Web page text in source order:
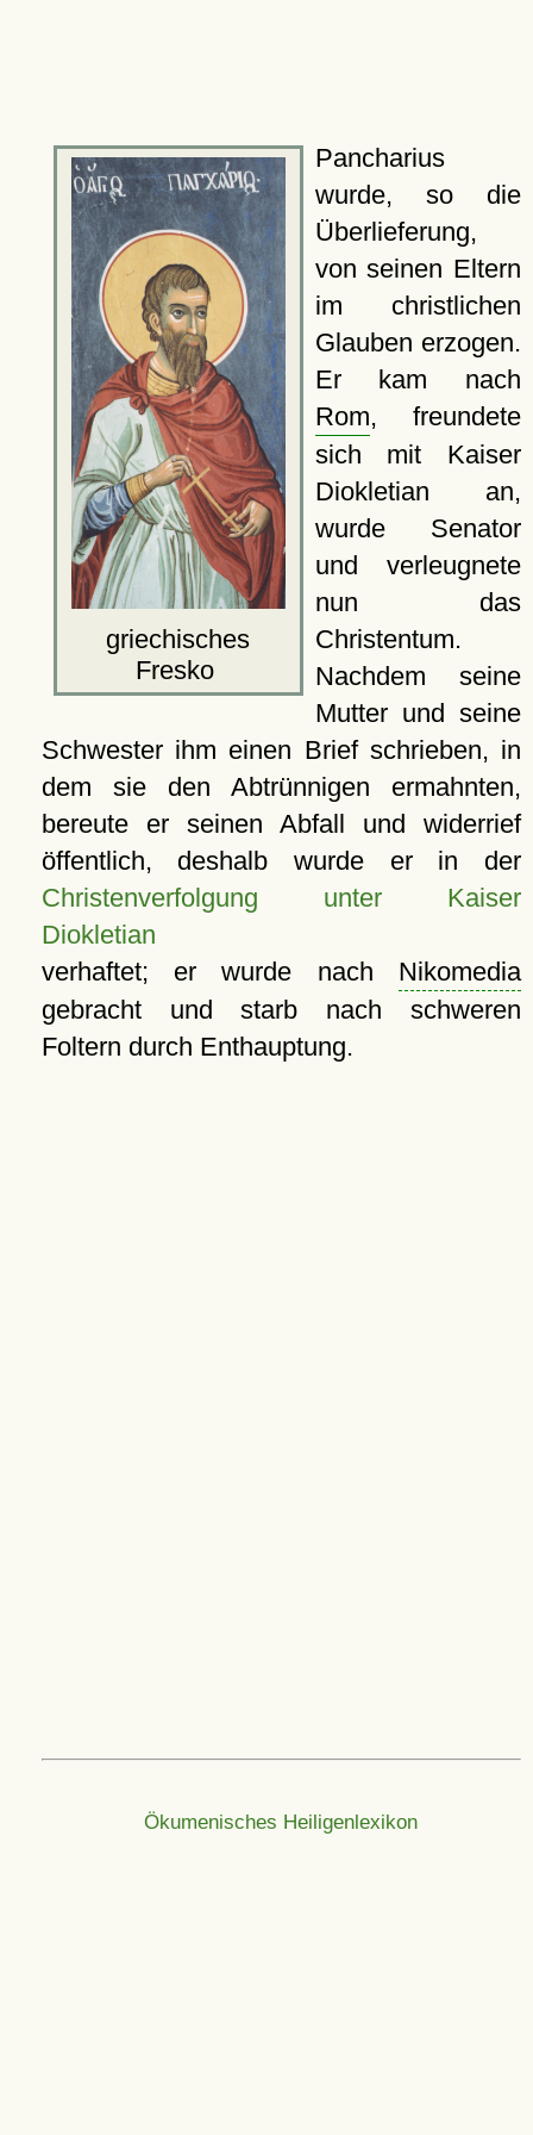
griechisches
Fresko
Pancharius
wurde, so die
Überlieferung,
von seinen Eltern
im christlichen
Glauben erzogen.
Er kam nach
Rom, freundete
sich mit Kaiser
Diokletian an,
wurde Senator
und verleugnete
nun das
Christentum.
Nachdem seine
Mutter und seine
Schwester ihm einen Brief schrieben, in
dem sie den Abtrünnigen ermahnten,
bereute er seinen Abfall und widerrief
öffentlich, deshalb wurde er in der
Christenverfolgung unter Kaiser
Diokletian
verhaftet; er wurde nach Nikomedia
gebracht und starb nach schweren
Foltern durch Enthauptung.
Ökumenisches Heiligenlexikon